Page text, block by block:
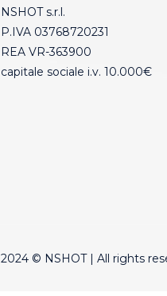
NSHOT s.r.l.
P.IVA 03768720231
REA VR-363900
capitale sociale i.v. 10.000€
2024 © NSHOT | All rights